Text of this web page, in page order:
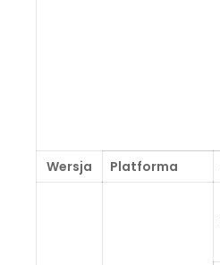
Wersja Platforma